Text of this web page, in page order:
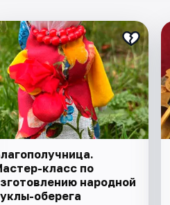
класс по
народной
оберега